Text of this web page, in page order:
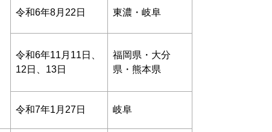
令和6年8月22日 東濃・岐阜
令和6年11月11日、
12日、13日
福岡県・大分
県・熊本県
令和7年1月27日 岐阜